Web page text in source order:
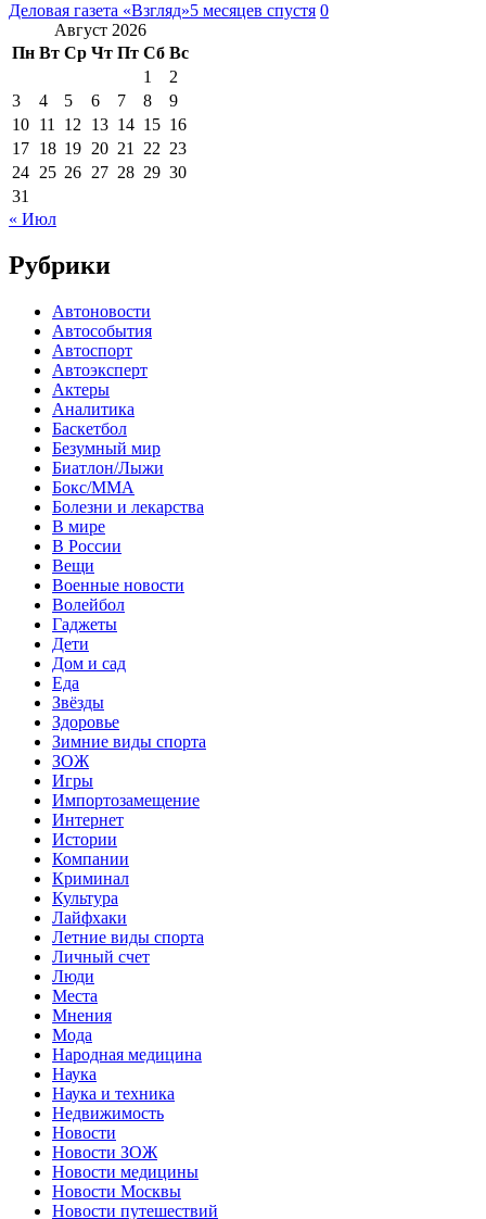
Деловая газета «Взгляд»5 месяцев спустя 0
Август 2026
Пн Вт Ср Чт Пт Сб Вс
1
2
3
4 5 6 7 8
9
10 11 12 13 14 15 16
17 18 19 20 21 22 23
24 25 26 27 28 29 30
31
« Июл
Рубрики
Автоновости
Автособытия
Автоспорт
Автоэксперт
Актеры
Аналитика
Баскетбол
Безумный мир
Биатлон/Лыжи
Бокс/MMA
Болезни и лекарства
В мире
В России
Вещи
Военные новости
Волейбол
Гаджеты
Дети
Дом и сад
Еда
Звёзды
Здоровье
Зимние виды спорта
ЗОЖ
Игры
Импортозамещение
Интернет
Истории
Компании
Криминал
Культура
Лайфхаки
Летние виды спорта
Личный счет
Люди
Места
Мнения
Мода
Народная медицина
Наука
Наука и техника
Недвижимость
Новости
Новости ЗОЖ
Новости медицины
Новости Москвы
Новости путешествий